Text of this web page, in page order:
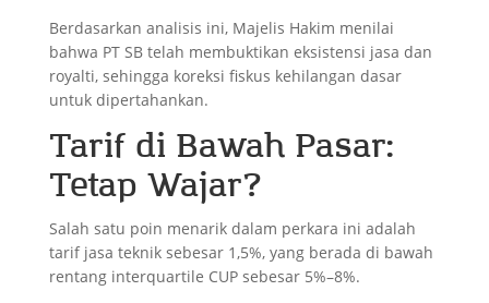
Berdasarkan analisis ini, Majelis Hakim menilai
bahwa PT SB telah membuktikan eksistensi jasa dan
royalti, sehingga koreksi fiskus kehilangan dasar
untuk dipertahankan.
Tarif di Bawah Pasar:
Tetap Wajar?
Salah satu poin menarik dalam perkara ini adalah
tarif jasa teknik sebesar 1,5%, yang berada di bawah
rentang interquartile CUP sebesar 5%–8%.